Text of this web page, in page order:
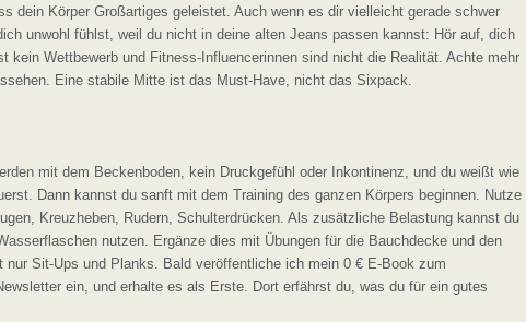
dein Körper Großartiges geleistet. Auch wenn es dir vielleicht gerade schwer
unwohl fühlst, weil du nicht in deine alten Jeans passen kannst: Hör auf, dich
kein Wettbewerb und Fitness-Influencerinnen sind nicht die Realität. Achte mehr
Eine stabile Mitte ist das Must-Have, nicht das Sixpack.
mit dem Beckenboden, kein Druckgefühl oder Inkontinenz, und du weißt wie
Dann kannst du sanft mit dem Training des ganzen Körpers beginnen. Nutze
Kreuzheben, Rudern, Schulterdrücken. Als zusätzliche Belastung kannst du
nutzen. Ergänze dies mit Übungen für die Bauchdecke und den
nur Sit-Ups und Planks. Bald veröffentliche ich mein 0 € E-Book zum
ein, und erhalte es als Erste. Dort erfährst du, was du für ein gutes